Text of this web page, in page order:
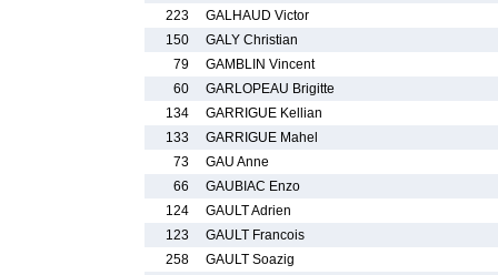
223
GALHAUD Victor
150
GALY Christian
79
GAMBLIN Vincent
60
GARLOPEAU Brigitte
134
GARRIGUE Kellian
133
GARRIGUE Mahel
73
GAU Anne
66
GAUBIAC Enzo
124
GAULT Adrien
123
GAULT Francois
258
GAULT Soazig